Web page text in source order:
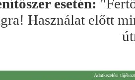
esetén:
Használat előtt
Adatkezelési